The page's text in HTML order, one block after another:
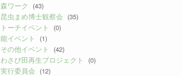
森ワーク (43)
昆虫まめ博士観察会 (35)
トーチイベント (0)
能イベント (1)
その他イベント (42)
わさび田再生プロジェクト (0)
実行委員会 (12)